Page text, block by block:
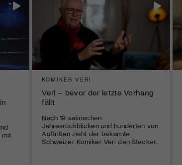
mit
KOMIKER VERI
Veri – bevor der letzte Vorhang
fällt
Nach 19 satirischen
Jahresrückblicken und hunderten von
Auftritten zieht der bekannte
Schweizer Komiker Veri den Stecker.